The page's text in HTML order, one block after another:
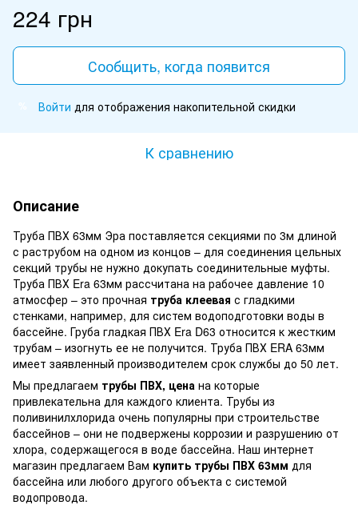
224 грн
Сообщить, когда появится
Войти для отображения накопительной скидки
К сравнению
Описание
Труба ПВХ 63мм Эра поставляется секциями по 3м длиной
с раструбом на одном из концов – для соединения цельных
секций трубы не нужно докупать соединительные муфты.
Труба ПВХ Era 63мм рассчитана на рабочее давление 10
атмосфер – это прочная труба клеевая с гладкими
стенками, например, для систем водоподготовки воды в
бассейне. Груба гладкая ПВХ Era D63 относится к жестким
трубам – изогнуть ее не получится. Труба ПВХ ERA 63мм
имеет заявленный производителем срок службы до 50 лет.
Мы предлагаем трубы ПВХ, цена на которые
привлекательна для каждого клиента. Трубы из
поливинилхлорида очень популярны при строительстве
бассейнов – они не подвержены коррозии и разрушению от
хлора, содержащегося в воде бассейна. Наш интернет
магазин предлагаем Вам купить трубы ПВХ 63мм для
бассейна или любого другого объекта с системой
водопровода.